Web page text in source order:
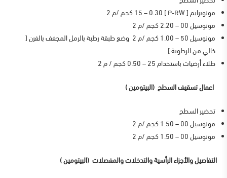
مونوبرايم [ P-RW ] 15 – 0.30 كجم /م 2
مونوسيل 00 – 2.20 كجم /م 2
مونوسيل 50 – 1.00 كجم /م 2 وضع طبقة رطبة بالرمل المجفف بالفرن [
خالي من الرطوبة ]
طلاء أرضيات باستخدام 25 – 0.50 كجم / م 2
اعمال تسقيف السطح (البيتومين )
تحضير السطح
مونوسيل 00
–1.50 كجم /م 2
مونوسيل 00
–1.50 كجم /م 2
التفاصيل والأجزاء الرأسية والتدخلات والمفصلات (البيتومين )